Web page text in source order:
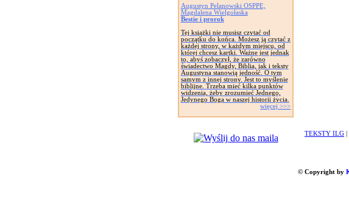
Augustyn Pelanowski OSPPE,
Magdalena Wielgołaska
Bestie i prorok
Tej książki nie musisz czytać od
początku do końca. Możesz ją czytać z
każdej strony, w każdym miejscu, od
której chcesz kartki. Ważne jest jednak
to, abyś zobaczył, że zarówno
świadectwo Magdy, Biblia, jak i teksty
Augustyna stanowią jedność. O tym
samym z innej strony. Jest to myślenie
biblijne. Trzeba mieć kilka punktów
widzenia, żeby zrozumieć Jednego,
Jedynego Boga w naszej historii życia.
więcej >>>
TEKSTY ILG
© Copyright by